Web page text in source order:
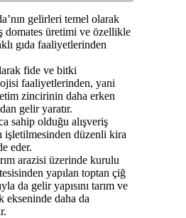
gelirleri temel olarak
domates üretimi ve özellikle
gıda faaliyetlerinden
fide ve bitki
faaliyetlerinden, yani
zincirinin daha erken
gelir yaratır.
sahip olduğu alışveriş
işletilmesinden düzenli kira
eder.
arazisi üzerinde kurulu
yapılan toptan çiğ
da gelir yapısını tarım ve
ekseninde daha da